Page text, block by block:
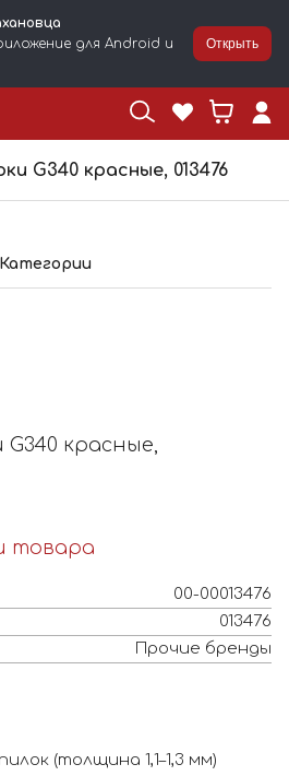
для Android и
Открыть
G340 красные, 013476
Категории
G340 красные,
товара
00-00013476
013476
Прочие бренды
(толщина 1,1–1,3 мм)